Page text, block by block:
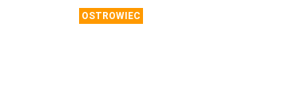
OSTROWIEC